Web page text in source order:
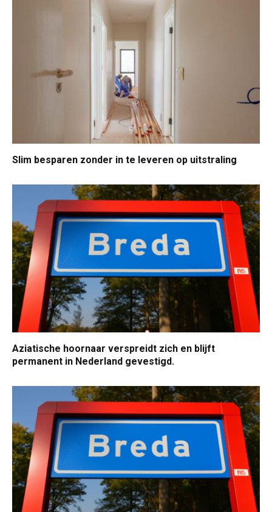
Slim besparen zonder in te leveren op uitstraling
Aziatische hoornaar verspreidt zich en blijft
permanent in Nederland gevestigd.